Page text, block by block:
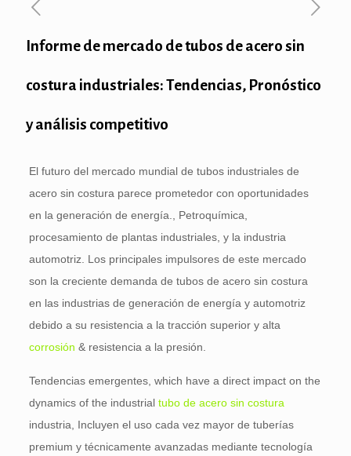
Informe de mercado de tubos de acero sin
costura industriales: Tendencias, Pronóstico
y análisis competitivo
El futuro del mercado mundial de tubos industriales de
acero sin costura parece prometedor con oportunidades
en la generación de energía., Petroquímica,
procesamiento de plantas industriales, y la industria
automotriz. Los principales impulsores de este mercado
son la creciente demanda de tubos de acero sin costura
en las industrias de generación de energía y automotriz
debido a su resistencia a la tracción superior y alta
corrosión & resistencia a la presión.
Tendencias emergentes, which have a direct impact on the
dynamics of the industrial tubo de acero sin costura
industria, Incluyen el uso cada vez mayor de tuberías
premium y técnicamente avanzadas mediante tecnología